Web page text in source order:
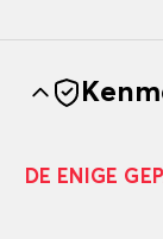
DE ENIGE